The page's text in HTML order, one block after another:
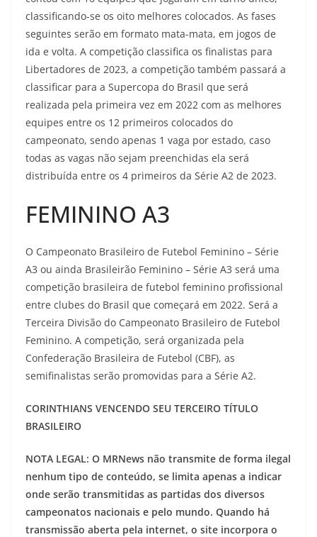
classificando-se os oito melhores colocados. As fases
seguintes serão em formato mata-mata, em jogos de
ida e volta. A competição classifica os finalistas para
Libertadores de 2023, a competição também passará a
classificar para a Supercopa do Brasil que será
realizada pela primeira vez em 2022 com as melhores
equipes entre os 12 primeiros colocados do
campeonato, sendo apenas 1 vaga por estado, caso
todas as vagas não sejam preenchidas ela será
distribuída entre os 4 primeiros da Série A2 de 2023.
FEMININO A3
O Campeonato Brasileiro de Futebol Feminino – Série
A3 ou ainda Brasileirão Feminino – Série A3 será uma
competição brasileira de futebol feminino profissional
entre clubes do Brasil que começará em 2022. Será a
Terceira Divisão do Campeonato Brasileiro de Futebol
Feminino. A competição, será organizada pela
Confederação Brasileira de Futebol (CBF), as
semifinalistas serão promovidas para a Série A2.
CORINTHIANS VENCENDO SEU TERCEIRO TÍTULO
BRASILEIRO
NOTA LEGAL: O MRNews não transmite de forma ilegal
nenhum tipo de conteúdo, se limita apenas a indicar
onde serão transmitidas as partidas dos diversos
campeonatos nacionais e pelo mundo. Quando há
transmissão aberta pela internet, o site incorpora o